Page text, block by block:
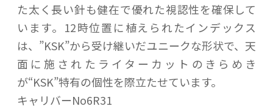
た太く長い針も健在で優れた視認性を確保して
います。12時位置に植えられたインデックス
は、”KSK”から受け継いだユニークな形状で、天
面に施されたライターカットのきらめき
が“KSK”特有の個性を際立たせています。
キャリバーNo6R31